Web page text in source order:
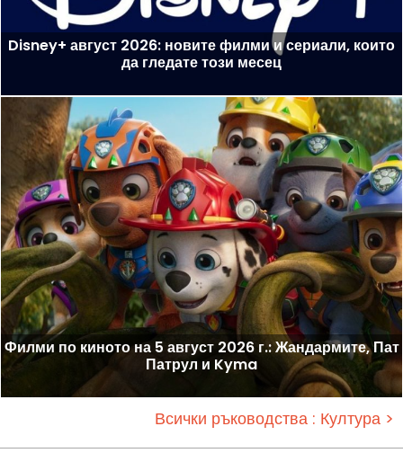
Disney+ август 2026: новите филми и сериали, които
да гледате този месец
Филми по киното на 5 август 2026 г.: Жандармите, Пат
Патрул и Kyma
Всички ръководства : Култура >